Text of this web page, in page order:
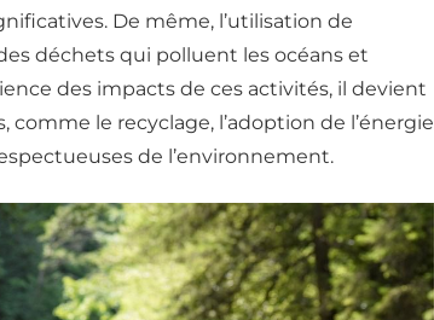
De même, l’utilisation de
déchets qui polluent les océans et
des impacts de ces activités, il devient
le recyclage, l’adoption de l’énergie
de l’environnement.